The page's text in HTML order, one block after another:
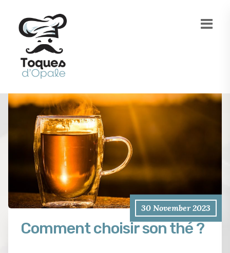
30 November 2023
Comment choisir son thé ?